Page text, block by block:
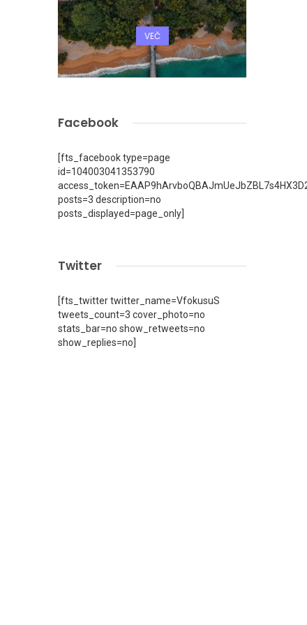
VEČ
Facebook
[fts_facebook type=page
id=104003041353790
posts=3 description=no
posts_displayed=page_only]
Twitter
[fts_twitter twitter_name=VfokusuS
tweets_count=3 cover_photo=no
stats_bar=no show_retweets=no
show_replies=no]